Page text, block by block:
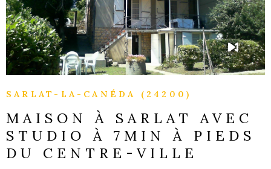
SARLAT-LA-CANÉDA (24200)
MAISON À SARLAT AVEC
STUDIO À 7MIN À PIEDS
DU CENTRE-VILLE
VOIR LE BIEN